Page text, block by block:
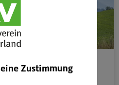
mit öffentlichen
Zustimmung